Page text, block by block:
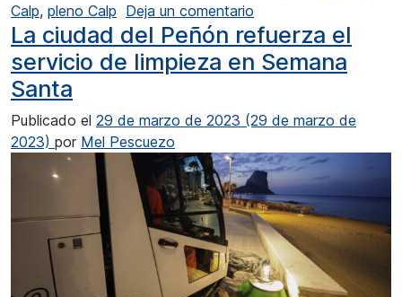
Calp, pleno Calp Deja un comentario
La ciudad del Peñón refuerza el
servicio de limpieza en Semana
Santa
Publicado el 29 de marzo de 2023 (29 de marzo de
2023) por Mel Pescuezo